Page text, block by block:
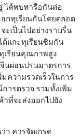
ได้พบหารือกันต่อ
กทุเรียนกันโดยตลอด
ะเป็นไปอย่างราบรื่น
ด้แกะทุเรียนชิมกัน
เรียนคุณภาพสูง
นผ่อนปรนมาตรการ
ความรวดเร็วในการ
ารตรวจ รวมทั้งเพิ่ม
ที่จะส่งออกไปยัง
า ควรจัดเกรด